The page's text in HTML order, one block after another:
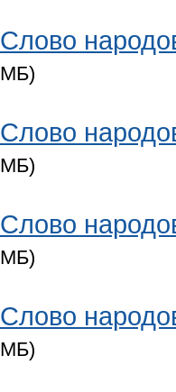
Слово
МБ)
Слово
МБ)
Слово
МБ)
Слово
МБ)